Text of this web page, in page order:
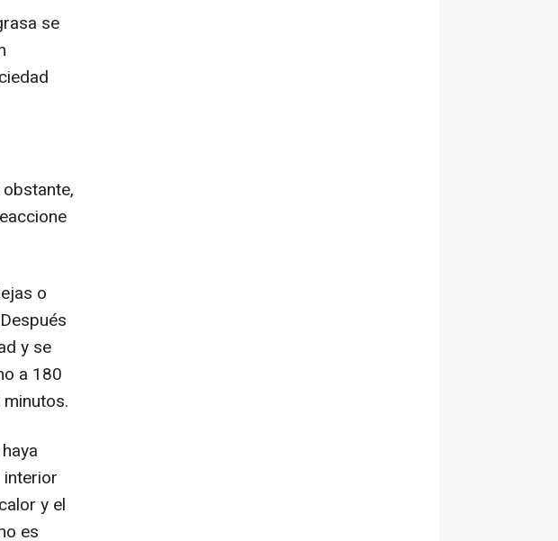
se
o
y se
a 180
y el
es